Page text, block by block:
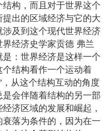
构，而且对于世界这个
出的区域经济与它的大
及到这个现代世界经济
经济史学家贡德 弗兰
：世界经济是这样一个
结构看作一个运动着
从这个结构互动的角度
会伴随着结构的另一部
济区域的发展和崛起，
落为条件的，因为在一